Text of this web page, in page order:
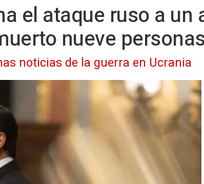
el ataque ruso a un
nueve
noticias de la guerra en Ucrania